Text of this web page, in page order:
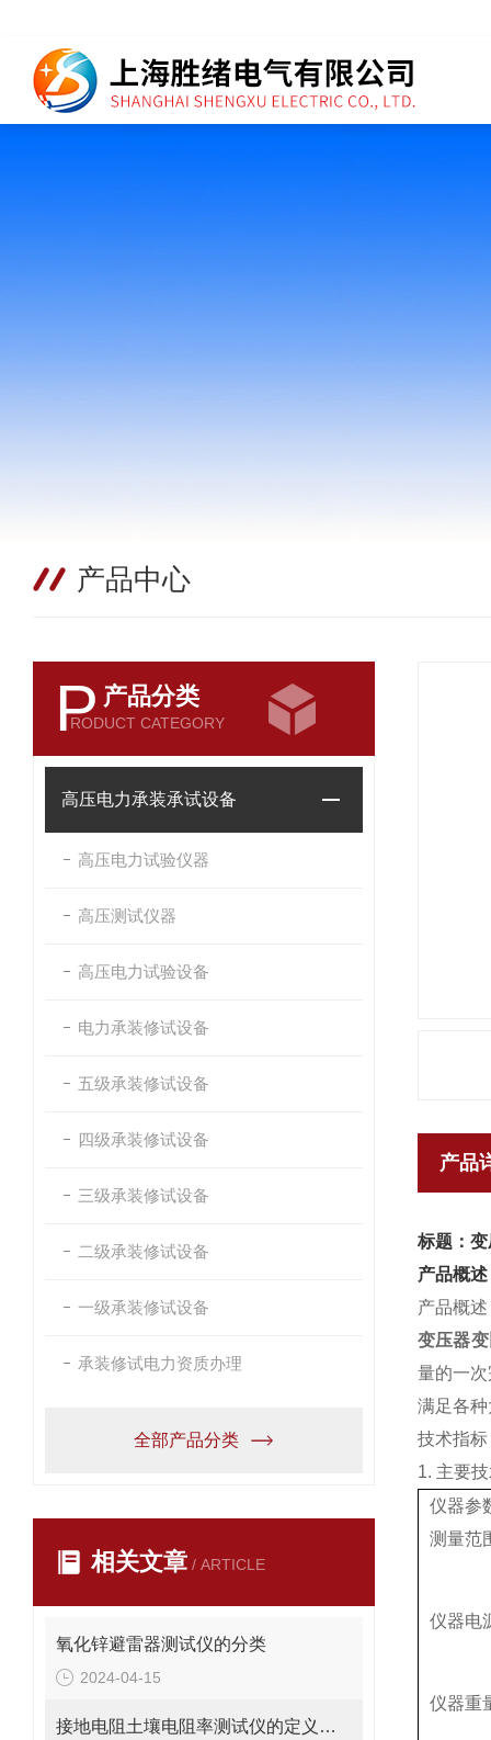
产品中心
P 产品分类
RODUCT CATEGORY
高压电力承装承试设备
高压电力试验仪器
高压测试仪器
高压电力试验设备
电力承装修试设备
五级承装修试设备
四级承装修试设备
三级承装修试设备
二级承装修试设备
一级承装修试设备
承装修试电力资质办理
全部产品分类
相关文章 / ARTICLE
氧化锌避雷器测试仪的分类
2024-04-15
接地电阻土壤电阻率测试仪的定义是什么
产品
标题：
产品概述
产品概述
变压器
量的一
满足各
技术指标
1. 主要
仪器参
测量范
仪器电
仪器重